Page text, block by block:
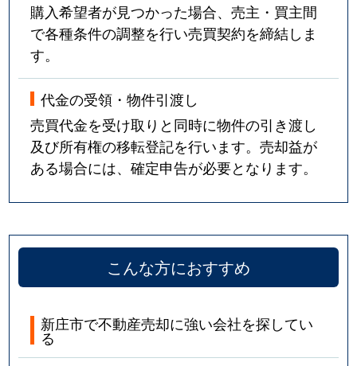
購入希望者が見つかった場合、売主・買主間
で各種条件の調整を行い売買契約を締結しま
す。
代金の受領・物件引渡し
売買代金を受け取りと同時に物件の引き渡し
及び所有権の移転登記を行います。売却益が
ある場合には、確定申告が必要となります。
こんな方におすすめ
新庄市で不動産売却に強い会社を探してい
る